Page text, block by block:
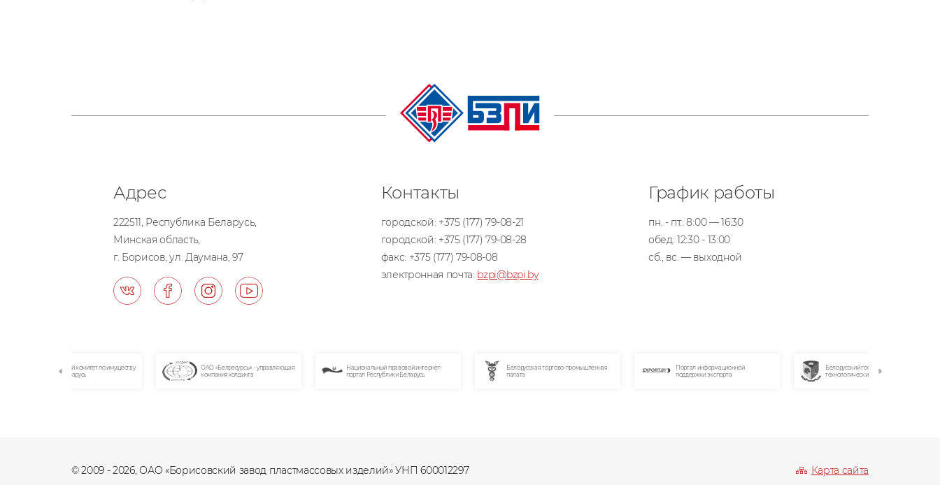
Адрес
222511, Республика Беларусь,
Минская область,
г. Борисов, ул. Даумана, 97
Контакты
городской: +375 (177) 79-08-21
городской: +375 (177) 79-08-28
факс: +375 (177) 79-08-08
электронная почта: bzpi@bzpi.by
График работы
пн. - пт.: 8:00 — 16:30
обед: 12:30 - 13:00
сб., вс. — выходной
ОАО «Белресурсы» - управляющая
компания холдинга
Национальный правовой интернет-
портал Республики Беларусь
Белорусская торгово-промышленная
Портал информационной
поддержки экспорта
Белорусский государственный
технологический университет
© 2009 - 2026, ОАО «Борисовский завод пластмассовых изделий» УНП 600012297 Карта сайта